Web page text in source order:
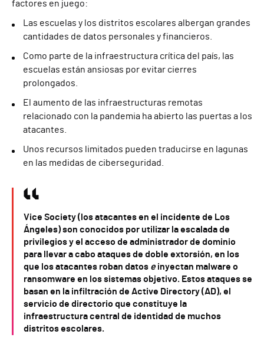
factores en juego:
Las escuelas y los distritos escolares albergan grandes
cantidades de datos personales y financieros.
Como parte de la infraestructura crítica del país, las
escuelas están ansiosas por evitar cierres
prolongados.
El aumento de las infraestructuras remotas
relacionado con la pandemia ha abierto las puertas a los
atacantes.
Unos recursos limitados pueden traducirse en lagunas
en las medidas de ciberseguridad.
Vice Society (los atacantes en el incidente de Los
Ángeles) son conocidos por utilizar la escalada de
privilegios y el acceso de administrador de dominio
para llevar a cabo ataques de doble extorsión, en los
que los atacantes roban datos einyectan malware o
ransomware en los sistemas objetivo. Estos ataques se
basan en la infiltración de Active Directory (AD), el
servicio de directorio que constituye la
infraestructura central de identidad de muchos
distritos escolares.